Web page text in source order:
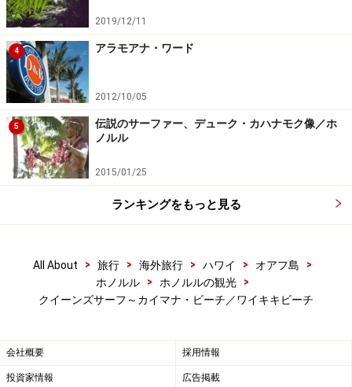
2019/12/11
4 アラモアナ・ワード
2012/10/05
5
伝説のサーファー、デューク・カハナモク像／ホ
ノルル
2015/01/25
ランキングをもっと見る
All About > 旅行 > 海外旅行 > ハワイ > オアフ島
>
ホノルル
> ホノルルの観光
>
クイーンズサーフ～カイマナ・ビーチ／ワイキキビーチ
会社概要 採用情報
投資家情報 広告掲載